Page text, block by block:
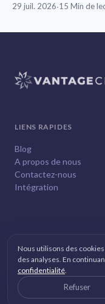
29 juil. 2026·15 Min de
LIENS RAPIDES
Blog
A propos de nous
Contactez-nous
Intégration
Politique de
Nous utilisons des
des analyses. En
confidentialité.
Refuser